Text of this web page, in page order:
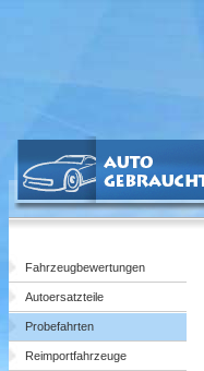
Fahrzeugbewertungen
Autoersatzteile
Probefahrten
Reimportfahrzeuge